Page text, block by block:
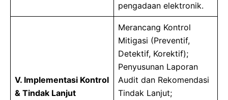
pengadaan elektronik.
V. Implementasi Kontrol
& Tindak Lanjut
Merancang Kontrol
Mitigasi (Preventif,
Detektif, Korektif);
Penyusunan Laporan
Audit dan Rekomendasi
Tindak Lanjut;